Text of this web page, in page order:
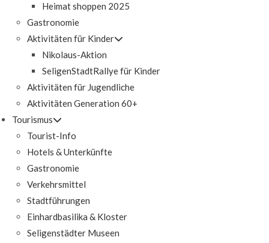
Heimat shoppen 2025
Gastronomie
Aktivitäten für Kinder
Nikolaus-Aktion
SeligenStadtRallye für Kinder
Aktivitäten für Jugendliche
Aktivitäten Generation 60+
Tourismus
Tourist-Info
Hotels & Unterkünfte
Gastronomie
Verkehrsmittel
Stadtführungen
Einhardbasilika & Kloster
Seligenstädter Museen